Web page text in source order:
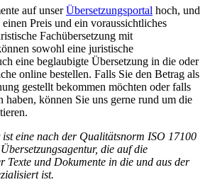
auf unserÜbersetzungsportal hoch, und
Preis und ein voraussichtliches
Fachübersetzung mit
sowohl eine juristische
eine beglaubigte Übersetzung in die oder
online bestellen. Falls Sie den Betrag als
gestellt bekommen möchten oder falls
haben, können Sie uns gerne rund um die
ist eine nach der Qualitätsnorm ISO 17100
die auf die
Texte und Dokumente in die und aus der
ist.